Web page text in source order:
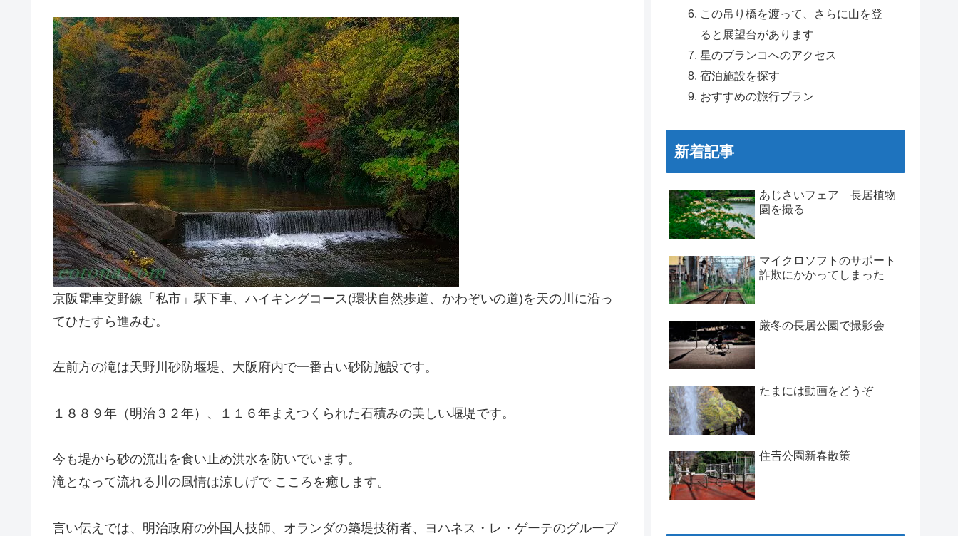
京阪電車交野線「私市」駅下車、ハイキングコース(環状自然歩道、かわぞいの道)を天の川に沿っ
てひたすら進みむ。
左前方の滝は天野川砂防堰堤、大阪府内で一番古い砂防施設です。
１８８９年（明治３２年）、１１６年まえつくられた石積みの美しい堰堤です。
今も堤から砂の流出を食い止め洪水を防いでいます。
滝となって流れる川の風情は涼しげで こころを癒します。
言い伝えでは、明治政府の外国人技師、オランダの築堤技術者、ヨハネス・レ・ゲーテのグループ
この吊り橋を渡って、さらに山を登
ると展望台があります
星のブランコへのアクセス
宿泊施設を探す
おすすめの旅行プラン
新着記事
あじさいフェア 長居植物
園を撮る
マイクロソフトのサポート
詐欺にかかってしまった
厳冬の長居公園で撮影会
たまには動画をどうぞ
住𠮷公園新春散策